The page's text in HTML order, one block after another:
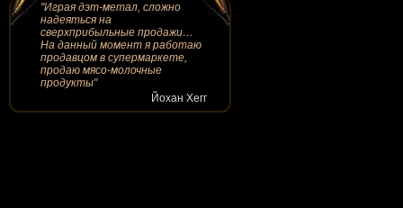
"Играя дэт-метал, сложно
надеяться на
сверхприбыльные продажи…
На данный момент я работаю
продавцом в супермаркете,
продаю мясо-молочные
продукты"
Йохан Хегг